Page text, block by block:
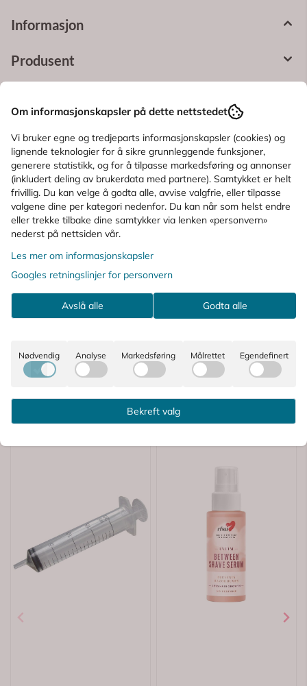
Informasjon
Produsent
Spørsmål og svar
Bruksområde
Ingredienser
KUNDER SOM SÅ PÅ DETTE SÅ OGSÅ
PÅ
Om informasjonskapsler på dette nettstedet
Vi bruker egne og tredjeparts informasjonskapsler (cookies) og
lignende teknologier for å sikre grunnleggende funksjoner,
generere statistikk, og for å tilpasse markedsføring og annonser
(inkludert deling av brukerdata med partnere). Samtykket er helt
frivillig. Du kan velge å godta alle, avvise valgfrie, eller tilpasse
valgene dine per kategori nedenfor. Du kan når som helst endre
eller trekke tilbake dine samtykker via lenken «personvern»
nederst på nettsiden vår.
Les mer om informasjonskapsler
Googles retningslinjer for personvern
Avslå alle Godta alle
Nødvendig Analyse Markedsføring Målrettet Egendefinert
Bekreft valg